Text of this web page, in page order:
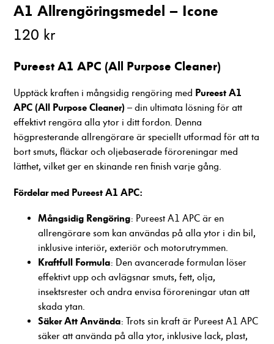
A1 Allrengöringsmedel – Icone
120 kr
Pureest A1 APC (All Purpose Cleaner)
Upptäck kraften i mångsidig rengöring med Pureest A1
APC (All Purpose Cleaner) – din ultimata lösning för att
effektivt rengöra alla ytor i ditt fordon. Denna
högpresterande allrengörare är speciellt utformad för att ta
bort smuts, fläckar och oljebaserade föroreningar med
lätthet, vilket ger en skinande ren finish varje gång.
Fördelar med Pureest A1 APC:
Mångsidig Rengöring: Pureest A1 APC är en
allrengörare som kan användas på alla ytor i din bil,
inklusive interiör, exteriör och motorutrymmen.
Kraftfull Formula: Den avancerade formulan löser
effektivt upp och avlägsnar smuts, fett, olja,
insektsrester och andra envisa föroreningar utan att
skada ytan.
Säker Att Använda: Trots sin kraft är Pureest A1 APC
säker att använda på alla ytor, inklusive lack, plast,
Nödvändiga
Dessa cookies
går inte att
huvud taget
ska fungera.
Statistik
För att vi ska
kunna
hemsidans
funktionalitet